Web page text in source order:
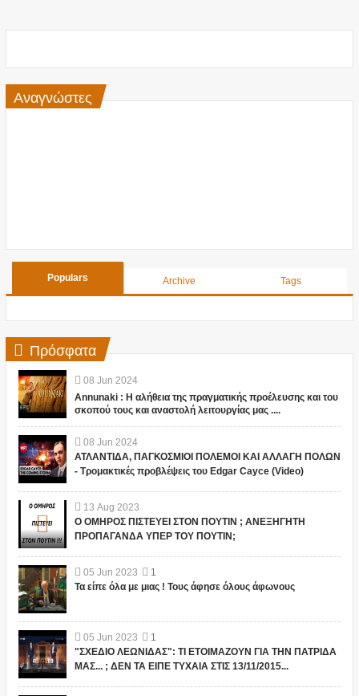
Αναγνώστες
Populars Archive Tags
Πρόσφατα
08 Jun 2024
Annunaki : Η αλήθεια της πραγματικής προέλευσης και του
σκοπού τους και αναστολή λειτουργίας μας ....
08 Jun 2024
ΑΤΛΑΝΤΙΔΑ, ΠΑΓΚΟΣΜΙΟΙ ΠΟΛΕΜΟΙ ΚΑΙ ΑΛΛΑΓΗ ΠΟΛΩΝ
- Τρομακτικές προβλέψεις του Edgar Cayce (Video)
13 Aug 2023
Ο ΟΜΗΡΟΣ ΠΙΣΤΕΥΕΙ ΣΤΟΝ ΠΟΥΤΙΝ ; ΑΝΕΞΗΓΗΤΗ
ΠΡΟΠΑΓΑΝΔΑ ΥΠΕΡ ΤΟΥ ΠΟΥΤΙΝ;
05 Jun 2023
1
Τα είπε όλα με μιας ! Τους άφησε όλους άφωνους
05 Jun 2023
1
"ΣΧΕΔΙΟ ΛΕΩΝΙΔΑΣ": ΤΙ ΕΤΟΙΜΑΖΟΥΝ ΓΙΑ ΤΗΝ ΠΑΤΡΙΔΑ
ΜΑΣ... ; ΔΕΝ ΤΑ ΕΙΠΕ ΤΥΧΑΙΑ ΣΤΙΣ 13/11/2015...